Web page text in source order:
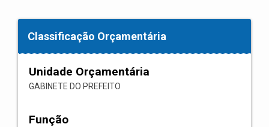
Classificação Orçamentária
Unidade Orçamentária
GABINETE DO PREFEITO
Função